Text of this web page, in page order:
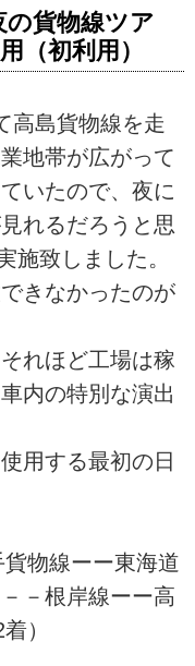
貨物線ツア
（初利用）
高島貨物線を走
地帯が広がって
いたので、夜に
れるだろうと思
施致しました。
きなかったのが
れほど工場は稼
内の特別な演出
用する最初の日
物線ーー東海道
－根岸線ーー高
）